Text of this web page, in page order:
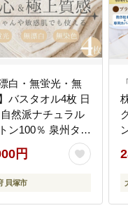
漂白・無蛍光・無
バスタオル4枚 日
然派ナチュラル
ン100％ 泉州タオ
円
貝塚市